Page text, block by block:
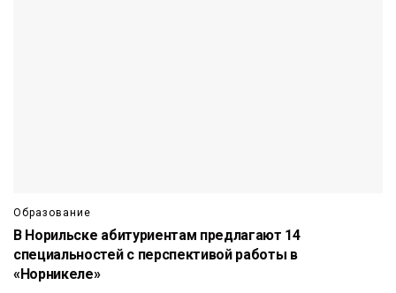
Образование
В Норильске абитуриентам предлагают 14
специальностей с перспективой работы в
«Норникеле»